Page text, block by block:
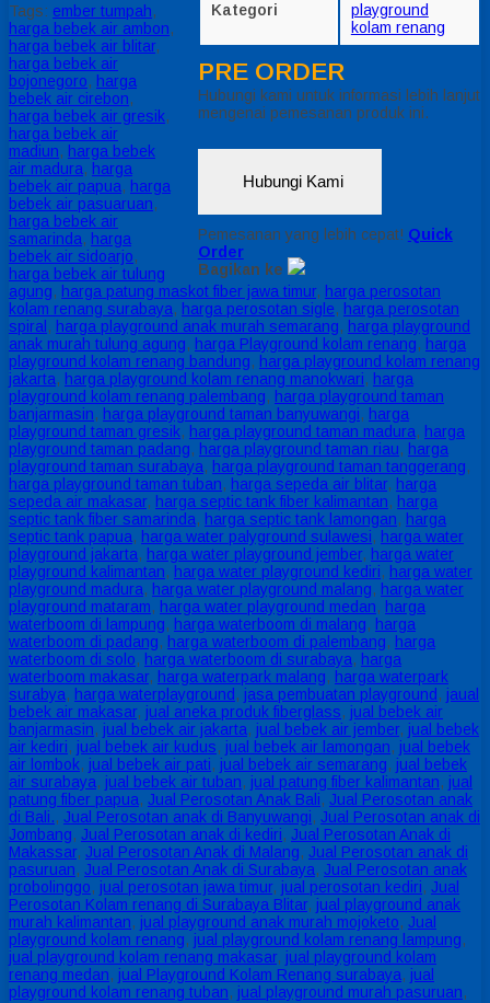
Kategori
playground
kolam renang
PRE ORDER
Hubungi kami untuk informasi lebih lanjut
mengenai pemesanan produk ini.
Hubungi Kami
Pemesanan yang lebih cepat! Quick
Order
Bagikan ke
Tags: ember tumpah,
harga bebek air ambon,
harga bebek air blitar,
harga bebek air
bojonegoro, harga
bebek air cirebon,
harga bebek air gresik,
harga bebek air
madiun, harga bebek
air madura, harga
bebek air papua, harga
bebek air pasuaruan,
harga bebek air
samarinda, harga
bebek air sidoarjo,
harga bebek air tulung
agung, harga patung maskot fiber jawa timur, harga perosotan
kolam renang surabaya, harga perosotan sigle, harga perosotan
spiral , harga playground anak murah semarang, harga playground
anak murah tulung agung, harga Playground kolam renang, harga
playground kolam renang bandung, harga playground kolam renang
jakarta, harga playground kolam renang manokwari, harga
playground kolam renang palembang, harga playground taman
banjarmasin, harga playground taman banyuwangi, harga
playground taman gresik, harga playground taman madura, harga
playground taman padang, harga playground taman riau, harga
playground taman surabaya, harga playground taman tanggerang,
harga playground taman tuban, harga sepeda air blitar, harga
sepeda air makasar, harga septic tank fiber kalimantan, harga
septic tank fiber samarinda, harga septic tank lamongan, harga
septic tank papua, harga water palyground sulawesi, harga water
playground jakarta, harga water playground jember, harga water
playground kalimantan, harga water playground kediri, harga water
playground madura, harga water playground malang, harga water
playground mataram, harga water playground medan, harga
waterboom di lampung, harga waterboom di malang, harga
waterboom di padang, harga waterboom di palembang, harga
waterboom di solo, harga waterboom di surabaya, harga
waterboom makasar, harga waterpark malang, harga waterpark
surabya, harga waterplayground, jasa pembuatan playground, jaual
bebek air makasar, jual aneka produk fiberglass, jual bebek air
banjarmasin, jual bebek air jakarta, jual bebek air jember, jual bebek
air kediri, jual bebek air kudus, jual bebek air lamongan, jual bebek
air lombok, jual bebek air pati, jual bebek air semarang, jual bebek
air surabaya, jual bebek air tuban, jual patung fiber kalimantan, jual
patung fiber papua, Jual Perosotan Anak Bali, Jual Perosotan anak
di Bali., Jual Perosotan anak di Banyuwangi, Jual Perosotan anak di
Jombang, Jual Perosotan anak di kediri, Jual Perosotan Anak di
Makassar, Jual Perosotan Anak di Malang, Jual Perosotan anak di
pasuruan, Jual Perosotan Anak di Surabaya, Jual Perosotan anak
probolinggo, jual perosotan jawa timur, jual perosotan kediri, Jual
Perosotan Kolam renang di Surabaya Blitar, jual playground anak
murah kalimantan, jual playground anak murah mojoketo, Jual
playground kolam renang, jual playground kolam renang lampung,
jual playground kolam renang makasar, jual playground kolam
renang medan, jual Playground Kolam Renang surabaya, jual
playground kolam renang tuban, jual playground murah pasuruan,